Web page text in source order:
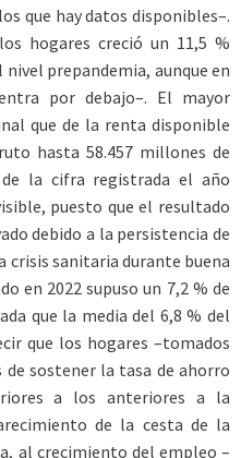
que hay datos disponibles–.
hogares creció un 11,5 %
prepandemia, aunque en
por debajo–. El mayor
que de la renta disponible
hasta 58.457 millones de
la cifra registrada el año
puesto que el resultado
debido a la persistencia de
crisis sanitaria durante buena
en 2022 supuso un 7,2 % de
que la media del 6,8 % del
que los hogares –tomados
sostener la tasa de ahorro
a los anteriores a la
de la cesta de la
al crecimiento del empleo –